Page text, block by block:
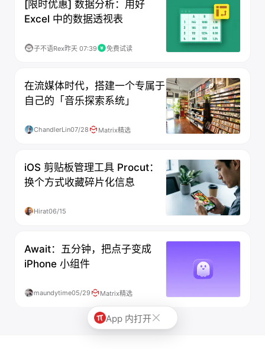
[限时优惠] 数据分析：用好
Excel 中的数据透视表
子不语Rex昨天 07:39 免费试读
在流媒体时代，搭建一个专属于
自己的「音乐探索系统」
ChandlerLin07/28 Matrix精选
iOS 剪贴板管理工具 Procut：
换个方式收藏碎片化信息
Hirat06/15
Await：五分钟，把点子变成
iPhone 小组件
maundytime05/29 Matrix精选
App 内打开